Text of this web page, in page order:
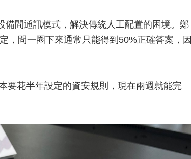
間通訊模式，解決傳統人工配置的困境。鄭
，問一圈下來通常只能得到50%正確答案，因
要花半年設定的資安規則，現在兩週就能完